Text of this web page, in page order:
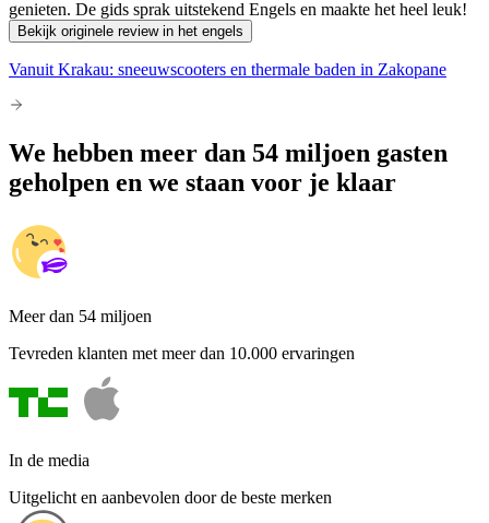
genieten. De gids sprak uitstekend Engels en maakte het heel leuk!
Bekijk originele review in het engels
Vanuit Krakau: sneeuwscooters en thermale baden in Zakopane
We hebben meer dan 54 miljoen gasten
geholpen en we staan voor je klaar
Meer dan 54 miljoen
Tevreden klanten met meer dan 10.000 ervaringen
In de media
Uitgelicht en aanbevolen door de beste merken